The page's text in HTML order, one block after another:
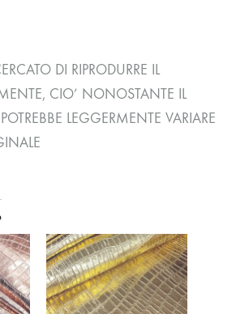
DI RIPRODURRE IL
CIO’ NONOSTANTE IL
LEGGERMENTE VARIARE